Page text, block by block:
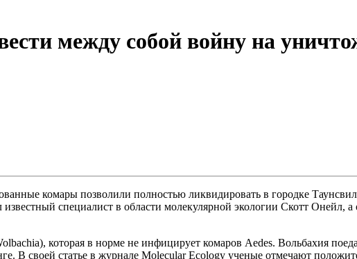
между собой войну на
комары позволили полностью ликвидировать в городке
специалист в области молекулярной экологии Скотт Онейл,
которая в норме не инфицирует комаров Aedes. Вольбахия
В своей статье в журнале Molecular Ecology ученые отмечают